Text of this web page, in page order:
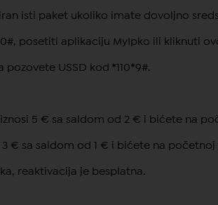
isti paket ukoliko imate dovoljno
posetiti aplikaciju MyIpko ili kliknuti
USSD kod *110*9#.
5 € sa saldom od 2 € i bićete na
€ sa saldom od 1 € i bićete na
reaktivacija je besplatna.